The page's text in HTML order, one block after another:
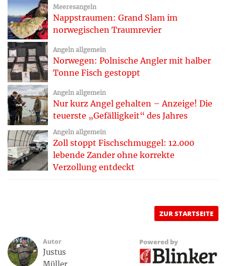
Meeresangeln
Nappstraumen: Grand Slam im
norwegischen Traumrevier
Angeln allgemein
Norwegen: Polnische Angler mit halber
Tonne Fisch gestoppt
Angeln allgemein
Nur kurz Angel gehalten – Anzeige! Die
teuerste „Gefälligkeit“ des Jahres
Angeln allgemein
Zoll stoppt Fischschmuggel: 12.000
lebende Zander ohne korrekte
Verzollung entdeckt
ZUR STARTSEITE
Autor
Justus
Müller
Powered by